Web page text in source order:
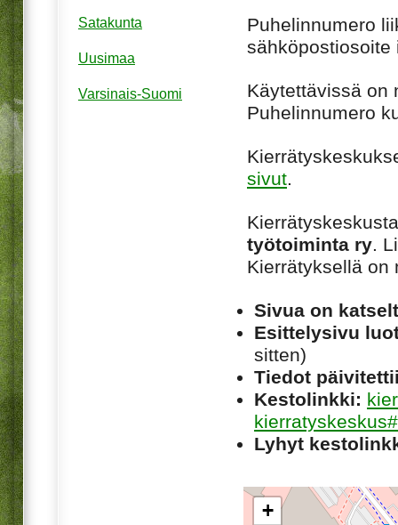
Puhelinnumero
sähköpostiosoite
Käytettävissä on
Puhelinnumero
sivut.
työtoiminta ry.
Kierrätyksellä
Sivua on
Esittelysivu
sitten)
Tiedot
Kestolinkki:
Lyhyt
+
Satakunta
Uusimaa
Varsinais-Suomi